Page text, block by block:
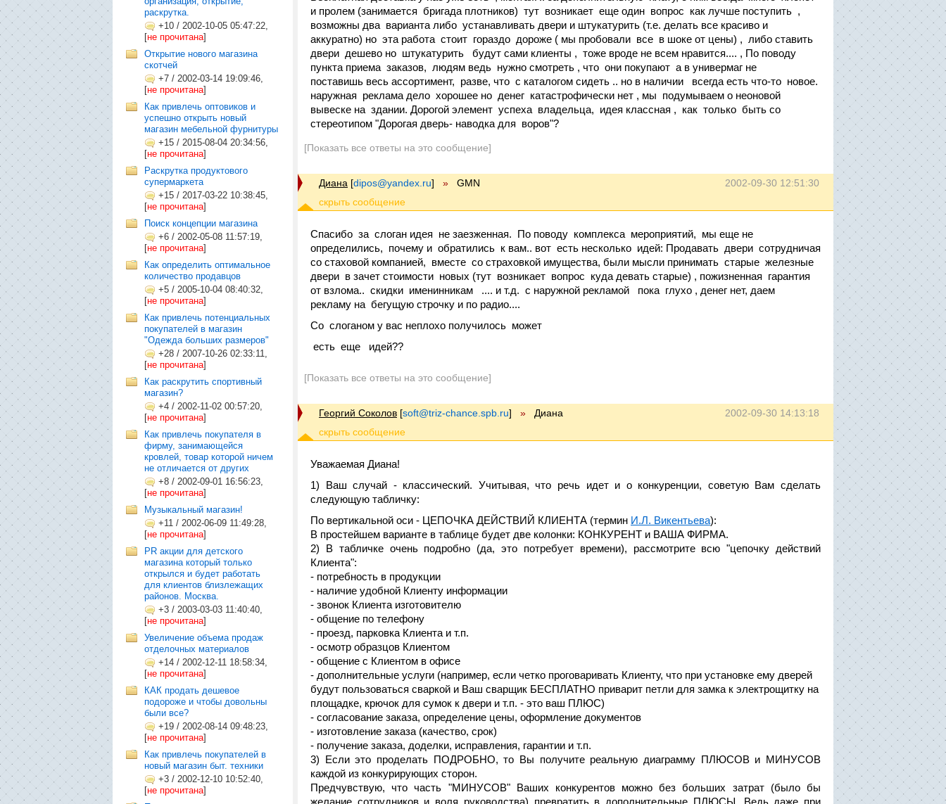
раскрутка.
+10 / 2002-10-05 05:47:22,
[не прочитана]
Открытие нового магазина
скотчей
+7 / 2002-03-14 19:09:46,
[не прочитана]
Как привлечь оптовиков и
успешно открыть новый
магазин мебельной фурнитуры
+15 / 2015-08-04 20:34:56,
[не прочитана]
Раскрутка продуктового
супермаркета
+15 / 2017-03-22 10:38:45,
[не прочитана]
Поиск концепции магазина
+6 / 2002-05-08 11:57:19,
[не прочитана]
Как определить оптимальное
количество продавцов
+5 / 2005-10-04 08:40:32,
[не прочитана]
Как привлечь потенциальных
покупателей в магазин
"Одежда больших размеров"
+28 / 2007-10-26 02:33:11,
[не прочитана]
Как раскрутить спортивный
магазин?
+4 / 2002-11-02 00:57:20,
[не прочитана]
Как привлечь покупателя в
фирму, занимающейся
кровлей, товар которой ничем
не отличается от других
+8 / 2002-09-01 16:56:23,
[не прочитана]
Музыкальный магазин!
+11 / 2002-06-09 11:49:28,
[не прочитана]
PR акции для детского
магазина который только
открылся и будет работать
для клиентов близлежащих
районов. Москва.
+3 / 2003-03-03 11:40:40,
[не прочитана]
Увеличение объема продаж
отделочных материалов
+14 / 2002-12-11 18:58:34,
[не прочитана]
КАК продать дешевое
подороже и чтобы довольны
были все?
+19 / 2002-08-14 09:48:23,
[не прочитана]
Как привлечь покупателей в
новый магазин быт. техники
+3 / 2002-12-10 10:52:40,
[не прочитана]
и пролем (занимается бригада плотников) тут возникает еще один вопрос как лучше поступить ,
возможны два варианта либо устанавливать двери и штукатурить (т.е. делать все красиво и
аккуратно) но эта работа стоит гораздо дороже ( мы пробовали все в шоке от цены) , либо ставить
двери дешево но штукатурить будут сами клиенты , тоже вроде не всем нравится.... , По поводу
пункта приема заказов, людям ведь нужно смотреть , что они покупают а в универмаг не
поставишь весь ассортимент, разве, что с каталогом сидеть .. но в наличии всегда есть что-то новое.
наружная реклама дело хорошее но денег катастрофически нет , мы подумываем о неоновой
вывеске на здании. Дорогой элемент успеха владельца, идея классная , как только быть со
стереотипом "Дорогая дверь- наводка для воров"?
[Показать все ответы на это сообщение]
2002-09-30 12:51:30
Диана [dipos@yandex.ru] » GMN
Спасибо за слоган идея не заезженная. По поводу комплекса мероприятий, мы еще не
определились, почему и обратились к вам.. вот есть несколько идей: Продавать двери сотрудничая
со стаховой компанией, вместе со страховкой имущества, были мысли принимать старые железные
двери в зачет стоимости новых (тут возникает вопрос куда девать старые) , пожизненная гарантия
от взлома.. скидки именинникам .... и т.д. с наружной рекламой пока глухо , денег нет, даем
рекламу на бегущую строчку и по радио....
Со слоганом у вас неплохо получилось может
есть еще идей??
[Показать все ответы на это сообщение]
2002-09-30 14:13:18
Георгий Соколов [soft@triz-chance.spb.ru] » Диана
Уважаемая Диана!
1) Ваш случай - классический. Учитывая, что речь идет и о конкуренции, советую Вам сделать
следующую табличку:
По вертикальной оси - ЦЕПОЧКА ДЕЙСТВИЙ КЛИЕНТА (термин И.Л. Викентьева):
В простейшем варианте в таблице будет две колонки: КОНКУРЕНТ и ВАША ФИРМА.
2) В табличке очень подробно (да, это потребует времени), рассмотрите всю "цепочку действий
Клиента":
- потребность в продукции
- наличие удобной Клиенту информации
- звонок Клиента изготовителю
- общение по телефону
- проезд, парковка Клиента и т.п.
- осмотр образцов Клиентом
- общение с Клиентом в офисе
- дополнительные услуги (например, если четко проговаривать Клиенту, что при установке ему дверей
будут пользоваться сваркой и Ваш сварщик БЕСПЛАТНО приварит петли для замка к электрощитку на
площадке, крючок для сумок к двери и т.п. - это ваш ПЛЮС)
- согласование заказа, определение цены, оформление документов
- изготовление заказа (качество, срок)
- получение заказа, доделки, исправления, гарантии и т.п.
3) Если это проделать ПОДРОБНО, то Вы получите реальную диаграмму ПЛЮСОВ и МИНУСОВ
каждой из конкурирующих сторон.
Предчувствую, что часть "МИНУСОВ" Ваших конкурентов можно без больших затрат (было бы
желание сотрудников и воля руководства) превратить в дополнительные ПЛЮСЫ. Ведь даже при